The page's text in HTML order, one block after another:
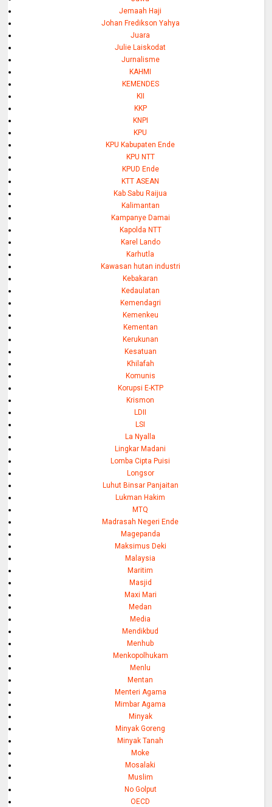
Jemaah Haji
Johan Fredikson Yahya
Juara
Julie Laiskodat
Jurnalisme
KAHMI
KEMENDES
KII
KKP
KNPI
KPU
KPU Kabupaten Ende
KPU NTT
KPUD Ende
KTT ASEAN
Kab Sabu Raijua
Kalimantan
Kampanye Damai
Kapolda NTT
Karel Lando
Karhutla
Kawasan hutan industri
Kebakaran
Kedaulatan
Kemendagri
Kemenkeu
Kementan
Kerukunan
Kesatuan
Khilafah
Komunis
Korupsi E-KTP
Krismon
LDII
LSI
La Nyalla
Lingkar Madani
Lomba Cipta Puisi
Longsor
Luhut Binsar Panjaitan
Lukman Hakim
MTQ
Madrasah Negeri Ende
Magepanda
Maksimus Deki
Malaysia
Maritim
Masjid
Maxi Mari
Medan
Media
Mendikbud
Menhub
Menkopolhukam
Menlu
Mentan
Menteri Agama
Mimbar Agama
Minyak
Minyak Goreng
Minyak Tanah
Moke
Mosalaki
Muslim
No Golput
OECD